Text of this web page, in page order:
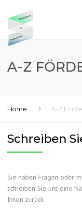
A-Z
Home A-Z
Schreiben
Sie haben Fragen oder
schreiben Sie uns eine
Ihnen zurück.